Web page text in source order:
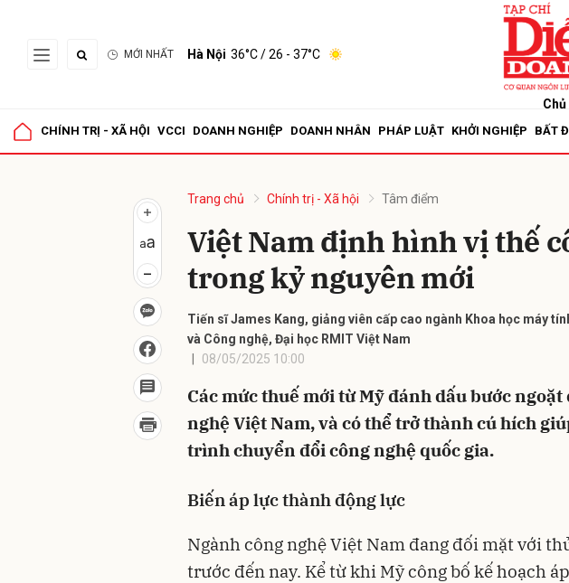
MỚI NHẤT Hà Nội 36°C/ 26 - 37°C
CHÍNH TRỊ - XÃ HỘI VCCI DOANH NGHIỆP DOANH NHÂN PHÁP LUẬT KHỞI NGHIỆP BẤT
Trang chủ Chính trị - Xã hội Tâm điểm
Việt Nam định hình vị thế
trong kỷ nguyên mới
Tiến sĩ James Kang, giảng viên cấp cao ngành Khoa học máy
và Công nghệ, Đại học RMIT Việt Nam
08/05/2025 10:00
Các mức thuế mới từ Mỹ đánh dấu bước
nghệ Việt Nam, và có thể trở thành cú hích
trình chuyển đổi công nghệ quốc gia.
Biến áp lực thành động lực
Ngành công nghệ Việt Nam đang đối mặt với
trước đến nay. Kể từ khi Mỹ công bố kế hoạch